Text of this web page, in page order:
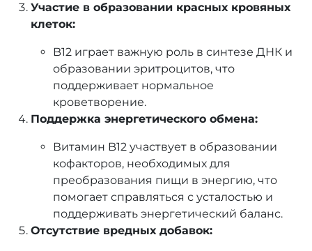
Участие в образовании красных кровяных
клеток:
B12 играет важную роль в синтезе ДНК и
образовании эритроцитов, что
поддерживает нормальное
кроветворение.
Поддержка энергетического обмена:
Витамин B12 участвует в образовании
кофакторов, необходимых для
преобразования пищи в энергию, что
помогает справляться с усталостью и
поддерживать энергетический баланс.
Отсутствие вредных добавок: